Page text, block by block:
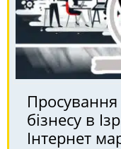
бізнесу в
Інтернет